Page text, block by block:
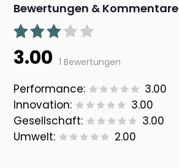
Bewertungen & Kommentare
3.00 1 Bewertungen
Performance:
3.00
Innovation:
3.00
Gesellschaft:
3.00
Umwelt:
2.00